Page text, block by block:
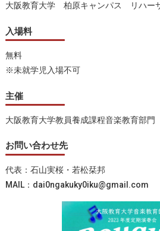
⼤阪教育⼤学 柏原キャンパス リハー
入場料
無料
※未就学児入場不可
主催
大阪教育大学教員養成課程音楽教育部門
お問い合わせ先
代表：石山実桜・若松栞邦
MAIL：dai0ngakuky0iku@gmail.com